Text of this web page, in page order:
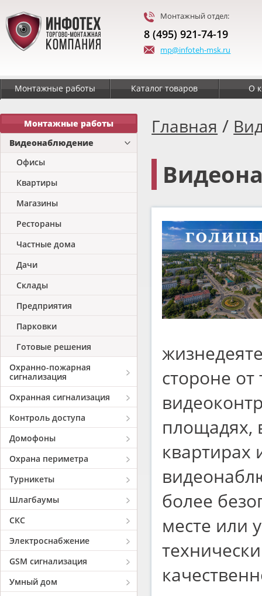
Монтажный отдел:
8 (495) 921-74-19
mp@infoteh-msk.ru
Монтажные работы Каталог товаров О
Монтажные работы
Видеонаблюдение
Офисы
Квартиры
Магазины
Рестораны
Частные дома
Дачи
Склады
Предприятия
Парковки
Готовые решения
Охранно-пожарная
сигнализация
Охранная сигнализация
Контроль доступа
Домофоны
Охрана периметра
Турникеты
Шлагбаумы
СКС
Электроснабжение
GSM сигнализация
Умный дом
Главная /
стороне от
площадях,
квартирах
более
месте или